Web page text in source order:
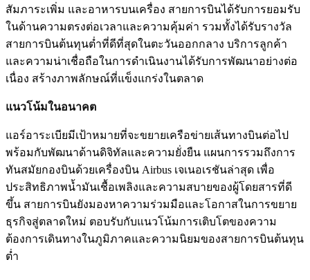
สัมภาระเพิ่ม และอาหารบนเครื่อง สายการบินได้รับการยอมรับ
ในด้านความตรงต่อเวลาและความคุ้มค่า รวมทั้งได้รับรางวัล
สายการบินต้นทุนต่ำที่ดีที่สุดในตะวันออกกลาง บริการลูกค้า
และความน่าเชื่อถือในการดำเนินงานได้รับการพัฒนาอย่างต่อ
เนื่อง สร้างภาพลักษณ์ที่แข็งแกร่งในตลาด
แนวโน้มในอนาคต
แอร์อาระเบียมีเป้าหมายที่จะขยายเครือข่ายเส้นทางบินต่อไป
พร้อมกับพัฒนาด้านดิจิทัลและความยั่งยืน แผนการรวมถึงการ
ทันสมัยกองบินด้วยเครื่องบิน Airbus เจเนอเรชันล่าสุด เพื่อ
ประสิทธิภาพน้ำมันเชื้อเพลิงและความสบายของผู้โดยสารที่ดี
ขึ้น สายการบินยังมองหาความร่วมมือและโอกาสในการขยาย
ธุรกิจสู่ตลาดใหม่ ตอบรับกับแนวโน้มการเติบโตของความ
ต้องการเดินทางในภูมิภาคและความนิยมของสายการบินต้นทุน
ต่ำ